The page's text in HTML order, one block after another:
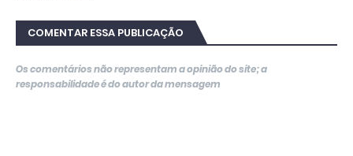
COMENTAR ESSA PUBLICAÇÃO
Os comentários não representam a opinião do site; a
responsabilidade é do autor da mensagem